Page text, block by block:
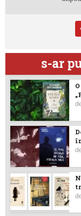
s-ar